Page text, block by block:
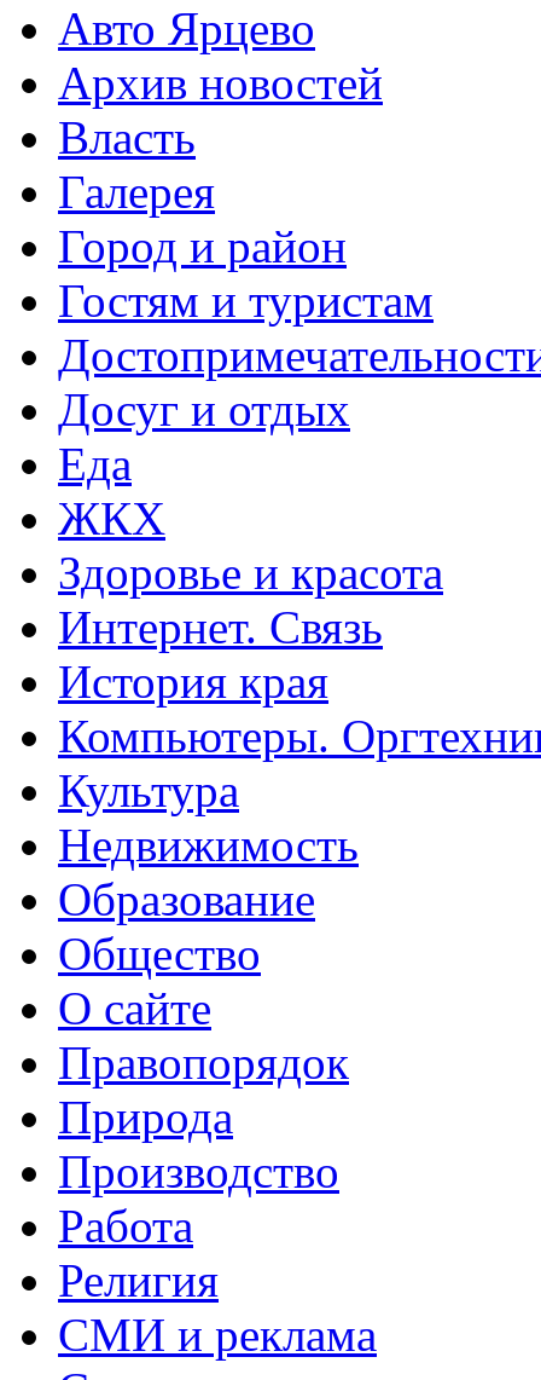
Авто Ярцево
Архив новостей
Власть
Галерея
Город и район
Гостям и туристам
Досуг и отдых
Еда
ЖКХ
Здоровье и красота
Интернет. Связь
История края
Компьютеры.
Культура
Недвижимость
Образование
Общество
О сайте
Правопорядок
Природа
Производство
Работа
Религия
СМИ и реклама